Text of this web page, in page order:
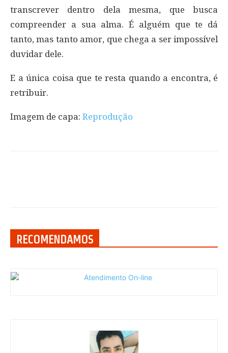
transcrever dentro dela mesma, que busca
compreender a sua alma. É alguém que te dá
tanto, mas tanto amor, que chega a ser impossível
duvidar dele.
E a única coisa que te resta quando a encontra, é
retribuir.
Imagem de capa: Reprodução
RECOMENDAMOS